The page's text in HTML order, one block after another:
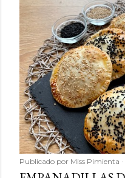
Publicado por Miss Pimienta